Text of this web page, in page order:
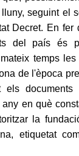
seguint el
Decret. En fer
del país és
temps
de l'època
els documents
en què
la
etiquetat